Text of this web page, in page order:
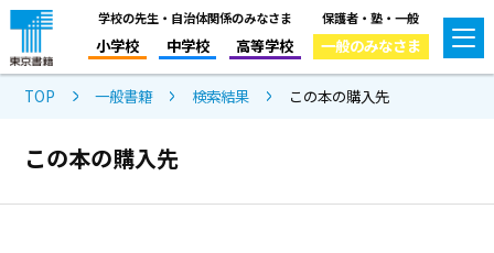
学校の先生・自治体関係のみなさま
小学校 中学校 高等学校
保護者・塾・一般
一般のみなさま
TOP 一般書籍 検索結果 この本の購入先
この本の購入先